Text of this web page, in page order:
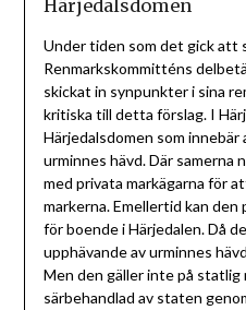
Härjedalsdomen
Under tiden som det gick att
Renmarkskommitténs
skickat in synpunkter i sina
kritiska till detta förslag. I
Härjedalsdomen som
urminnes hävd. Där samerna
med privata markägarna för
markerna. Emellertid kan
för boende i Härjedalen. Då
upphävande av urminnes
Men den gäller inte på statlig
särbehandlad av staten